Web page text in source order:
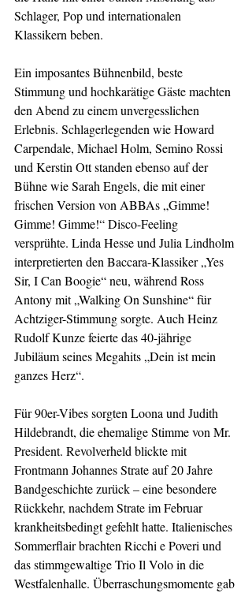
Schlager, Pop und internationalen
Klassikern beben.
Ein imposantes Bühnenbild, beste
Stimmung und hochkarätige Gäste machten
den Abend zu einem unvergesslichen
Erlebnis. Schlagerlegenden wie Howard
Carpendale, Michael Holm, Semino Rossi
und Kerstin Ott standen ebenso auf der
Bühne wie Sarah Engels, die mit einer
frischen Version von ABBAs „Gimme!
Gimme! Gimme!“ Disco-Feeling
versprühte. Linda Hesse und Julia Lindholm
interpretierten den Baccara-Klassiker „Yes
Sir, I Can Boogie“ neu, während Ross
Antony mit „Walking On Sunshine“ für
Achtziger-Stimmung sorgte. Auch Heinz
Rudolf Kunze feierte das 40-jährige
Jubiläum seines Megahits „Dein ist mein
ganzes Herz“.
Für 90er-Vibes sorgten Loona und Judith
Hildebrandt, die ehemalige Stimme von Mr.
President. Revolverheld blickte mit
Frontmann Johannes Strate auf 20 Jahre
Bandgeschichte zurück – eine besondere
Rückkehr, nachdem Strate im Februar
krankheitsbedingt gefehlt hatte. Italienisches
Sommerflair brachten Ricchi e Poveri und
das stimmgewaltige Trio Il Volo in die
Westfalenhalle. Überraschungsmomente gab